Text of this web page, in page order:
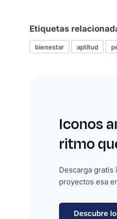
Etiquetas
bienestar aptitud
Iconos
ritmo
Descarga gratis
proyectos esa
Descubre